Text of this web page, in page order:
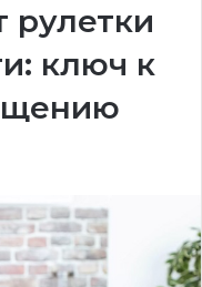
рулетки
ключ к